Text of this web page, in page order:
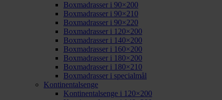
Boxmadrasser i 90×200
Boxmadrasser i 90×210
Boxmadrasser i 90×220
Boxmadrasser i 120×200
Boxmadrasser i 140×200
Boxmadrasser i 160×200
Boxmadrasser i 180×200
Boxmadrasser i 180×210
Boxmadrasser i specialmål
Kontinentalsenge
Kontinentalsenge i 120×200